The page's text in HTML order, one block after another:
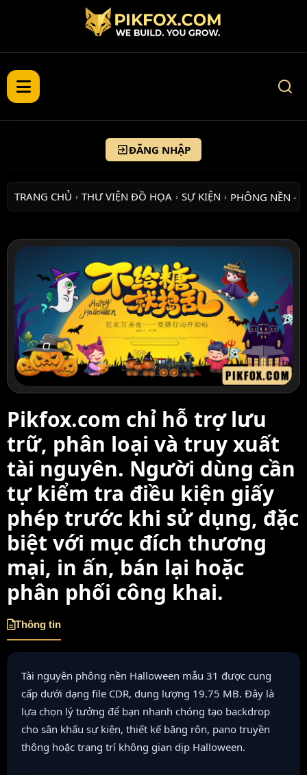
ĐĂNG NHẬP
TRANG CHỦ › THƯ VIỆN ĐỒ HỌA › SỰ KIỆN › PHÔNG NỀN -
Pikfox.com chỉ hỗ trợ lưu
trữ, phân loại và truy xuất
tài nguyên. Người dùng cần
tự kiểm tra điều kiện giấy
phép trước khi sử dụng, đặc
biệt với mục đích thương
mại, in ấn, bán lại hoặc
phân phối công khai.
Thông tin
Tài nguyên phông nền Halloween mẫu 31 được cung
cấp dưới dạng file CDR, dung lượng 19.75 MB. Đây là
lựa chọn lý tưởng để bạn nhanh chóng tạo backdrop
cho sân khấu sự kiện, thiết kế băng rôn, pano truyền
thông hoặc trang trí không gian dịp Halloween.